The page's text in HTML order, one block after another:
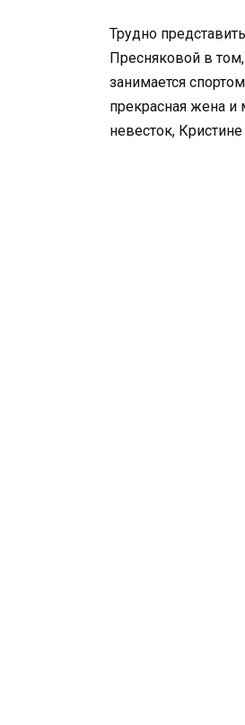
Трудно
Пресняковой в
занимается
прекрасная жена
невесток,